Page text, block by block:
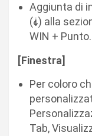
Aggiunta di
(⸘) alla
WIN + Punto.
[Finestra]
Per coloro
Tab,